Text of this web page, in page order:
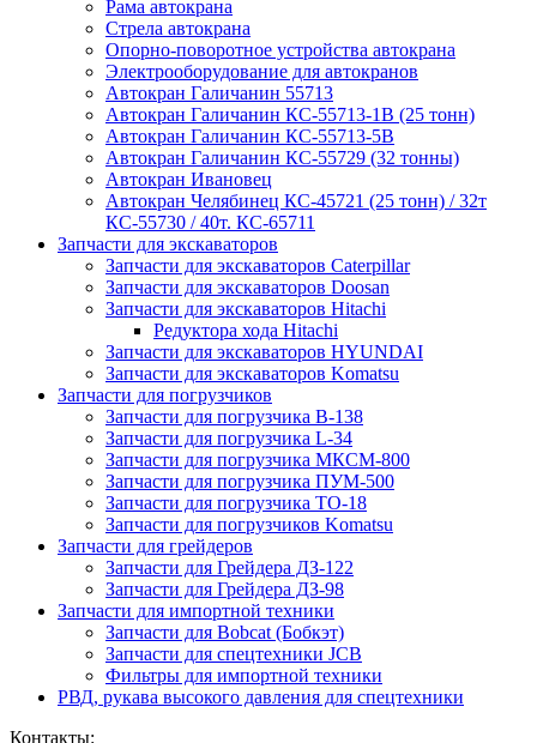
Рама автокрана
Стрела автокрана
Опорно-поворотное устройства автокрана
Электрооборудование для автокранов
Автокран Галичанин 55713
Автокран Галичанин КС-55713-1В (25 тонн)
Автокран Галичанин КС-55713-5В
Автокран Галичанин КС-55729 (32 тонны)
Автокран Ивановец
Автокран Челябинец КС-45721 (25 тонн) / 32т
КС-55730 / 40т. КС-65711
Запчасти для экскаваторов
Запчасти для экскаваторов Caterpillar
Запчасти для экскаваторов Doosan
Запчасти для экскаваторов Hitachi
Редуктора хода Hitachi
Запчасти для экскаваторов HYUNDAI
Запчасти для экскаваторов Komatsu
Запчасти для погрузчиков
Запчасти для погрузчика B-138
Запчасти для погрузчика L-34
Запчасти для погрузчика МКСМ-800
Запчасти для погрузчика ПУМ-500
Запчасти для погрузчика ТО-18
Запчасти для погрузчиков Komatsu
Запчасти для грейдеров
Запчасти для Грейдера ДЗ-122
Запчасти для Грейдера ДЗ-98
Запчасти для импортной техники
Запчасти для Bobcat (Бобкэт)
Запчасти для спецтехники JCB
Фильтры для импортной техники
РВД, рукава высокого давления для спецтехники
Контакты: